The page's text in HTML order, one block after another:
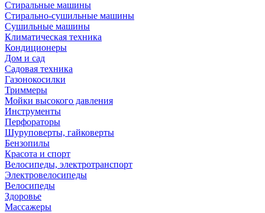
Стиральные машины
Стирально-сушильные машины
Сушильные машины
Климатическая техника
Кондиционеры
Дом и сад
Садовая техника
Газонокосилки
Триммеры
Мойки высокого давления
Инструменты
Перфораторы
Шуруповерты, гайковерты
Бензопилы
Красота и спорт
Велосипеды, электротранспорт
Электровелосипеды
Велосипеды
Здоровье
Массажеры